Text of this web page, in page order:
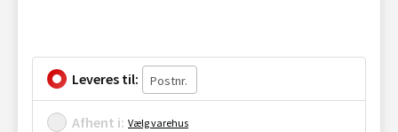
Leveres til:
Afhent i: Vælg varehus